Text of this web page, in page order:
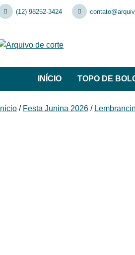
(12) 98252-3424
INÍCIO TOPO DE
Início / Festa Junina 2026 /